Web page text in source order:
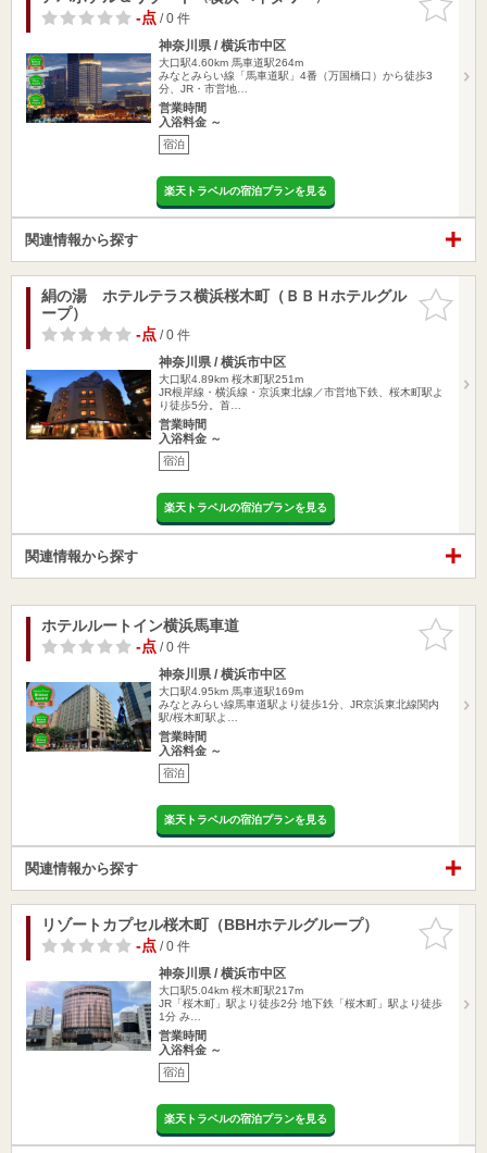
りに追加
-点/ 0 件
神奈川県 / 横浜市中区
大口駅4.60km 馬車道駅264m
みなとみらい線「馬車道駅」4番（万国橋口）から徒歩3
分、JR・市営地…
営業時間
入浴料金 ～
宿泊
楽天トラベルの宿泊プランを見る
関連情報から探す
お気に入
りに追加
絹の湯 ホテルテラス横浜桜木町（ＢＢＨホテルグル
ープ）
-点/ 0 件
神奈川県 / 横浜市中区
大口駅4.89km 桜木町駅251m
JR根岸線・横浜線・京浜東北線／市営地下鉄、桜木町駅よ
り徒歩5分。首…
営業時間
入浴料金 ～
宿泊
楽天トラベルの宿泊プランを見る
関連情報から探す
お気に入
りに追加
ホテルルートイン横浜馬車道
-点/ 0 件
神奈川県 / 横浜市中区
大口駅4.95km 馬車道駅169m
みなとみらい線馬車道駅より徒歩1分、JR京浜東北線関内
駅/桜木町駅よ…
営業時間
入浴料金 ～
宿泊
楽天トラベルの宿泊プランを見る
関連情報から探す
お気に入
りに追加
リゾートカプセル桜木町（BBHホテルグループ）
-点/ 0 件
神奈川県 / 横浜市中区
大口駅5.04km 桜木町駅217m
JR「桜木町」駅より徒歩2分 地下鉄「桜木町」駅より徒歩
1分 み…
営業時間
入浴料金 ～
宿泊
楽天トラベルの宿泊プランを見る